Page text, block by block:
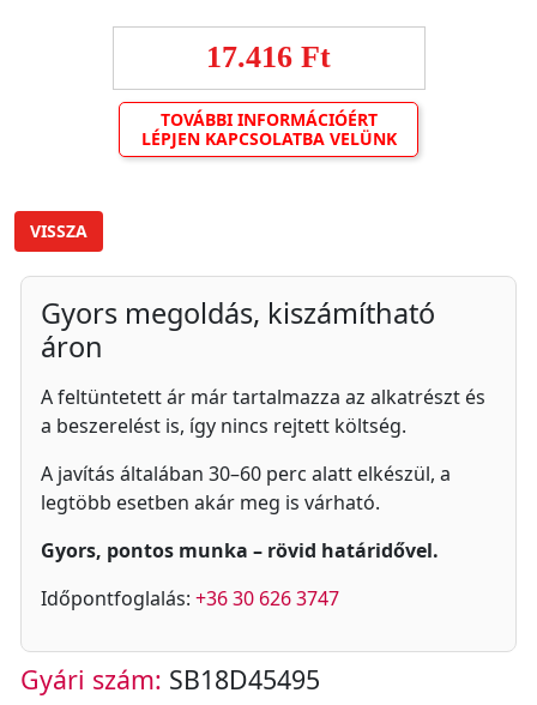
17.416 Ft
TOVÁBBI INFORMÁCIÓÉRT
LÉPJEN KAPCSOLATBA VELÜNK
VISSZA
Gyors megoldás, kiszámítható
áron
A feltüntetett ár már tartalmazza az alkatrészt és
a beszerelést is, így nincs rejtett költség.
A javítás általában 30–60 perc alatt elkészül, a
legtöbb esetben akár meg is várható.
Gyors, pontos munka – rövid határidővel.
Időpontfoglalás: +36 30 626 3747
Gyári szám: SB18D45495